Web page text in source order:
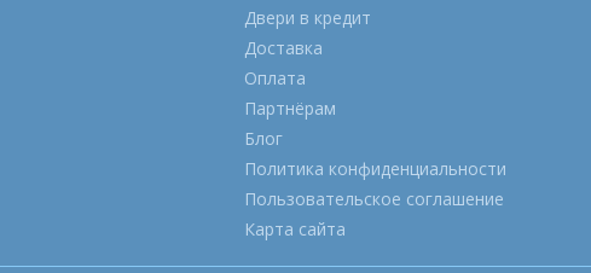
Двери в кредит
Доставка
Оплата
Партнёрам
Блог
Политика конфиденциальности
Пользовательское соглашение
Карта сайта